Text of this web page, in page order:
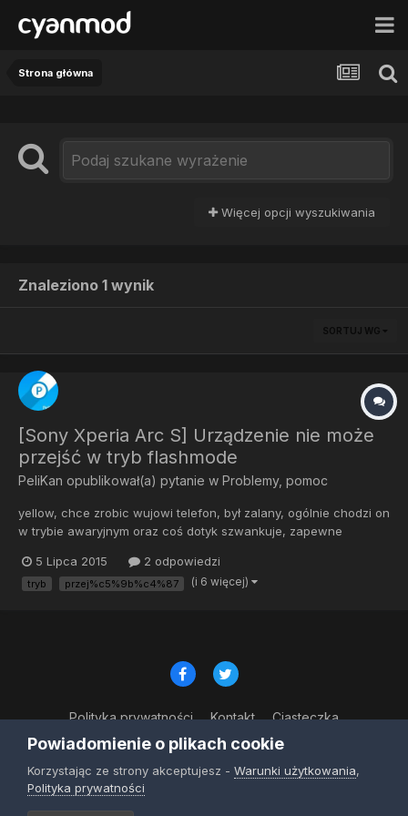
Strona główna
Więcej opcji wyszukiwania
Znaleziono 1 wynik
SORTUJ WG
[Sony Xperia Arc S] Urządzenie nie może
przejść w tryb flashmode
PeliKan opublikował(a) pytanie w Problemy, pomoc
yellow, chce zrobic wujowi telefon, był zalany, ogólnie chodzi on
w trybie awaryjnym oraz coś dotyk szwankuje, zapewne
rom, nie mogę przejść w tryb flashmode, każa kombinacja
klaiwszami nie pomaga, za kazdym razem odpala w tryb
5 Lipca 2015 2 odpowiedzi
tryb przej%c5%9b%c4%87 (i 6 więcej)
Polityka prywatności Kontakt Ciasteczka
© Copyright 2023
Powered by Invision Community
Powiadomienie o plikach cookie
Korzystając ze strony akceptujesz - Warunki użytkowania,
Polityka prywatności